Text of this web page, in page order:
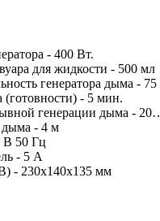
- 400 Вт.
для жидкости - 500 мл
генератора дыма -
(готовности) - 5 мин.
генерации дыма -
дыма - 4 м
В 50 Гц
- 5 А
- 230х140х135 мм